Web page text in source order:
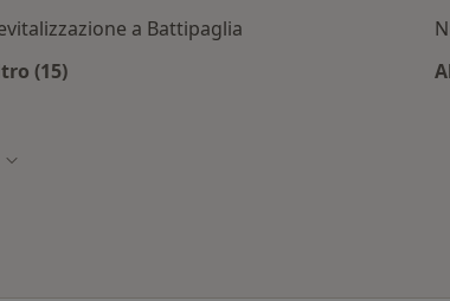
a Battipaglia
(15)
Cambia città